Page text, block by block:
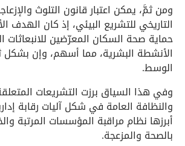
ومن ثمَّ، يمكن اعتبار قانون التلوث
التاريخي للتشريع البيئي، إذ كان الهدف
حماية صحة السكان المعرّضين للانبعاثات
الأنشطة البشرية، مما أسهم، وإن بشكل
الوسط.
وفي هذا السياق برزت التشريعات
والنظافة العامة في شكل آليات رقابة
أبرزها نظام مراقبة المؤسسات المرتبة
بالصحة والمزعجة.